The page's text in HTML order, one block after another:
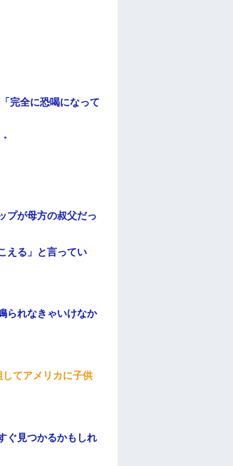
完全に恐喝になって
プが母方の叔父だっ
える」と言ってい
られなきゃいけなか
てアメリカに子供
ぐ見つかるかもしれ